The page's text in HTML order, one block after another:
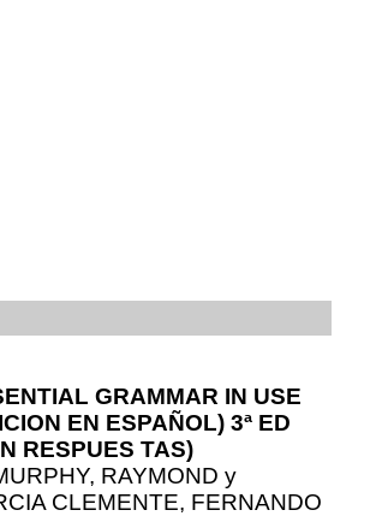
GRAMMAR IN USE
EN ESPAÑOL) 3ª ED
RESPUES TAS)
RAYMOND y
CLEMENTE, FERNANDO